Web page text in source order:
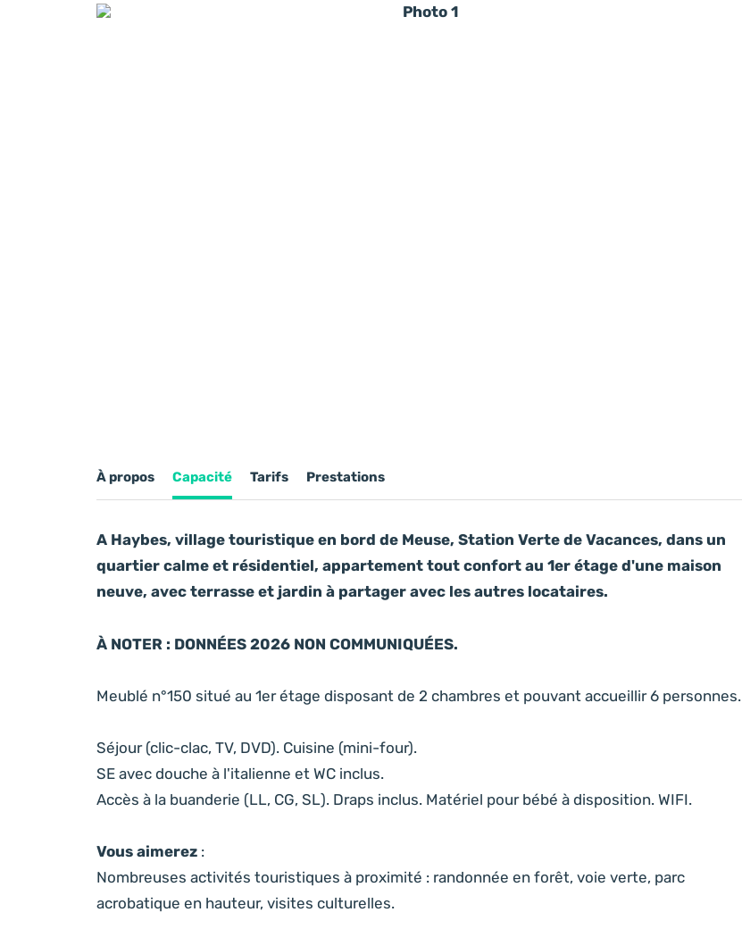
Photo 1
À propos Capacité Tarifs Prestations
A Haybes, village touristique en bord de Meuse, Station Verte de Vacances, dans un
quartier calme et résidentiel, appartement tout confort au 1er étage d'une maison
neuve, avec terrasse et jardin à partager avec les autres locataires.
À NOTER : DONNÉES 2026 NON COMMUNIQUÉES.
Meublé n°150 situé au 1er étage disposant de 2 chambres et pouvant accueillir 6 personnes.
Séjour (clic-clac, TV, DVD). Cuisine (mini-four).
SE avec douche à l'italienne et WC inclus.
Accès à la buanderie (LL, CG, SL). Draps inclus. Matériel pour bébé à disposition. WIFI.
Vous aimerez:
Nombreuses activités touristiques à proximité : randonnée en forêt, voie verte, parc
acrobatique en hauteur, visites culturelles.